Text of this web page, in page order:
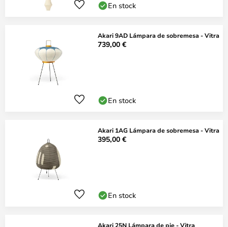
En stock
Akari 9AD Lámpara de sobremesa - Vitra
739,00 €
En stock
Akari 1AG Lámpara de sobremesa - Vitra
395,00 €
En stock
Akari 25N Lámpara de pie - Vitra